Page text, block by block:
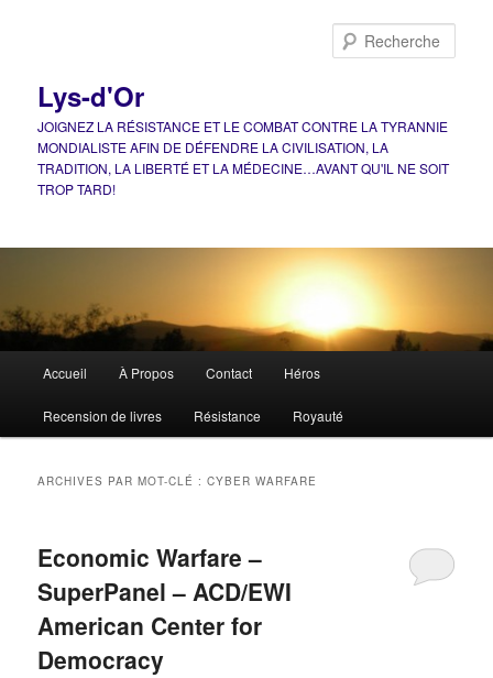
Lys-d'Or
JOIGNEZ LA RÉSISTANCE ET LE COMBAT CONTRE LA TYRANNIE
MONDIALISTE AFIN DE DÉFENDRE LA CIVILISATION, LA
TRADITION, LA LIBERTÉ ET LA MÉDECINE…AVANT QU'IL NE SOIT
TROP TARD!
principal
Accueil À Propos Contact Héros
Recension de livres Résistance Royauté
ARCHIVES PAR MOT-CLÉ :CYBER WARFARE
Economic Warfare –
SuperPanel – ACD/EWI
American Center for
Democracy